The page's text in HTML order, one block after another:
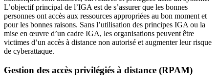
L’objectif principal de l’IGA est de s’assurer que les bonnes
personnes ont accès aux ressources appropriées au bon moment et
pour les bonnes raisons. Sans l’utilisation des principes IGA ou la
mise en œuvre d’un cadre IGA, les organisations peuvent être
victimes d’un accès à distance non autorisé et augmenter leur risque
de cyberattaque.
Gestion des accès privilégiés à distance (RPAM)